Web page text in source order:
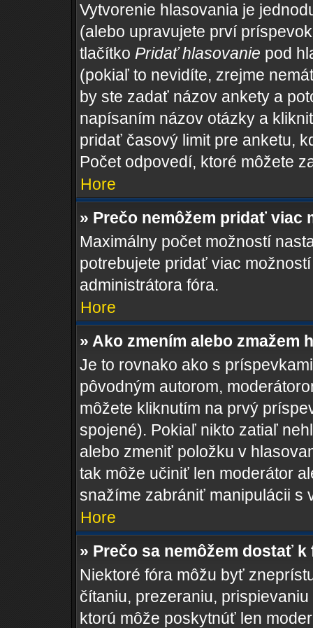
Vytvorenie hlasovania je
(alebo upravujete prví
tlačítko Pridať hlasovanie pod
(pokiaľ to nevidíte, zrejme
by ste zadať názov ankety a
napísaním názov otázky a
pridať časový limit pre anketu,
Počet odpovedí, ktoré môžete
Hore
» Prečo nemôžem pridať viac
Maximálny počet možností
potrebujete pridať viac
administrátora fóra.
Hore
» Ako zmením alebo zmažem
Je to rovnako ako s
pôvodným autorom,
môžete kliknutím na prvý
spojené). Pokiaľ nikto zatiaľ
alebo zmeniť položku v
tak môže učiniť len moderátor
snažíme zabrániť manipulácii s
Hore
» Prečo sa nemôžem dostať k
Niektoré fóra môžu byť
čítaniu, prezeraniu,
ktorú môže poskytnúť len